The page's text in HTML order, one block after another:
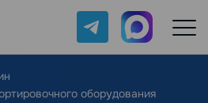
Telegram Max
оборудования